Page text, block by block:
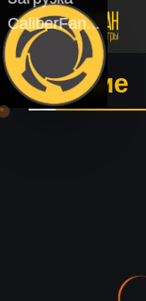
CaliberFan...
Оружие